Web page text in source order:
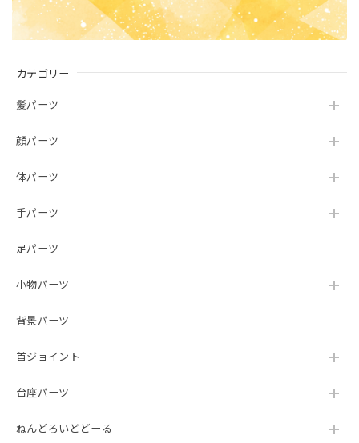
カテゴリー
髪パーツ
顔パーツ
体パーツ
手パーツ
足パーツ
小物パーツ
背景パーツ
首ジョイント
台座パーツ
ねんどろいどどーる